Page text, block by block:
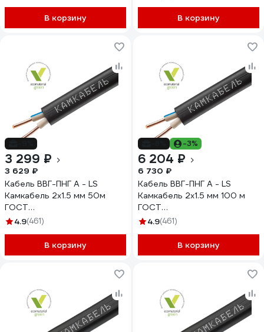
В корзину В корзину
3 299 ₽
3 629 ₽
Кабель ВВГ-ПНГ А - LS
Камкабель 2x1.5 мм 50м
ГОСТ
1157К20FD00070А0050М
4.9(461)
В корзину
-3%
6 204 ₽
6 730 ₽
Кабель ВВГ-ПНГ А - LS
Камкабель 2x1.5 мм 100 м
ГОСТ
1157К20FD00070А0100М
4.9(461)
В корзину